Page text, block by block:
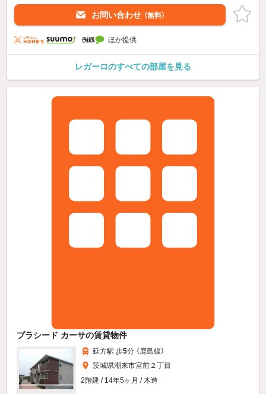
お問い合わせ （無料）
ほか提供
レガーロのすべての部屋を見る
プラシード カーサの賃貸物件
延方駅 歩5分 （鹿島線）
茨城県潮来市宮前２丁目
2階建 / 14年5ヶ月 / 木造